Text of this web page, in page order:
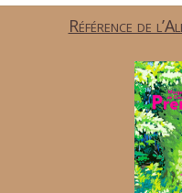
Référence de